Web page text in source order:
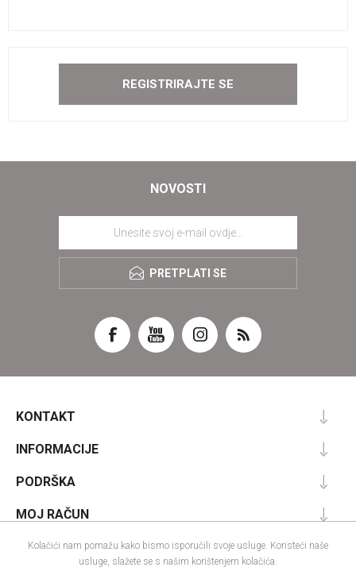
NOVOSTI
PRETPLATI SE
KONTAKT
INFORMACIJE
PODRŠKA
MOJ RAČUN
Kolačići nam pomažu kako bismo isporučili svoje usluge. Koristeći naše
usluge, slažete se s našim korištenjem kolačića.